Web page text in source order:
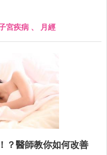
列4種情況，就要注意
宮疾病 、 月經
？醫師教你如何改善